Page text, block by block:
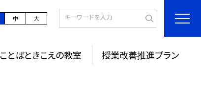
中 大
ことばときこえの教室 授業改善推進プラン